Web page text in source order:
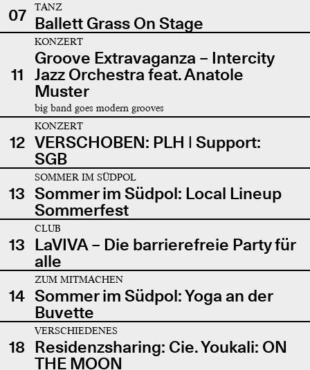
07
TANZ
Ballett Grass On Stage
11
KONZERT
Groove Extravaganza – Intercity
Jazz Orchestra feat. Anatole
Muster
big band goes modern grooves
12
KONZERT
VERSCHOBEN: PLH | Support:
SGB
13
SOMMER IM SÜDPOL
Sommer im Südpol: Local Lineup
Sommerfest
13
CLUB
LaVIVA – Die barrierefreie Party für
alle
14
ZUM MITMACHEN
Sommer im Südpol: Yoga an der
Buvette
18
VERSCHIEDENES
Residenzsharing: Cie. Youkali: ON
THE MOON